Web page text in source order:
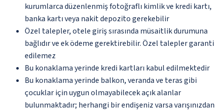
kurumlarca düzenlenmiş fotoğraflı kimlik ve kredi kartı,
banka kartı veya nakit depozito gerekebilir
Özel talepler, otele giriş sırasında müsaitlik durumuna
bağlıdır ve ek ödeme gerektirebilir. Özel talepler garanti
edilemez
Bu konaklama yerinde kredi kartları kabul edilmektedir
Bu konaklama yerinde balkon, veranda ve teras gibi
çocuklar için uygun olmayabilecek açık alanlar
bulunmaktadır; herhangi bir endişeniz varsa varışınızdan